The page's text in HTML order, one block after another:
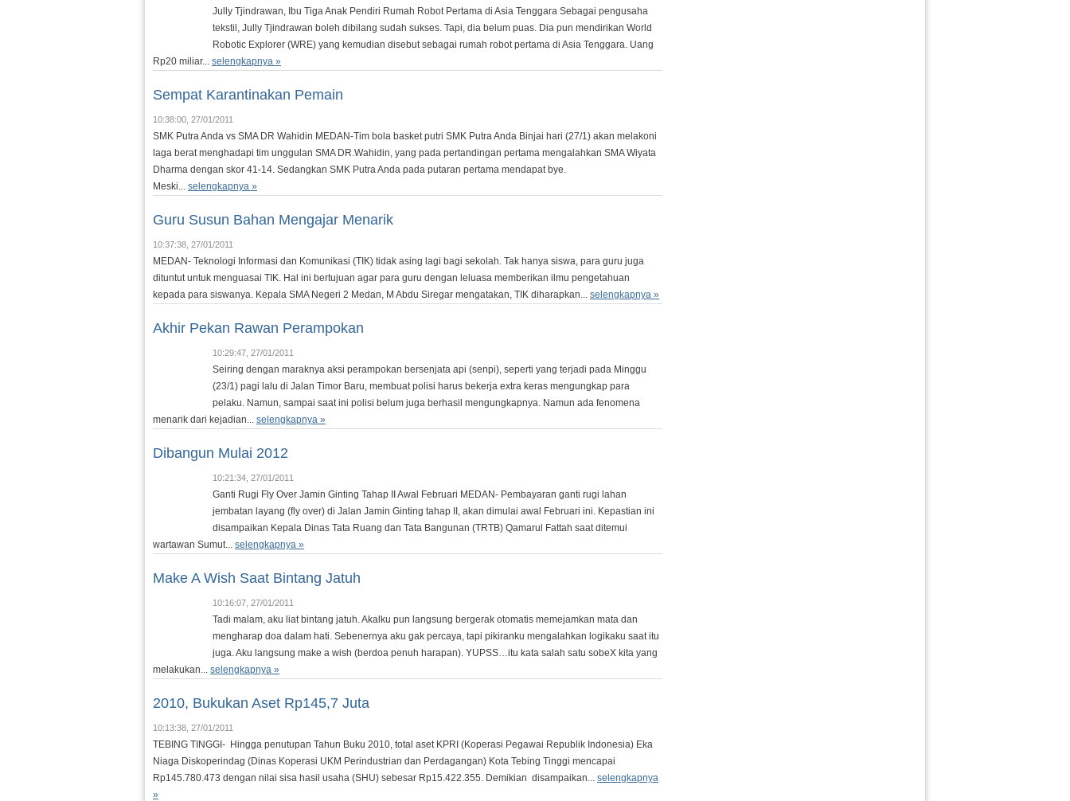
Jully Tjindrawan, Ibu Tiga Anak Pendiri Rumah Robot Pertama di Asia Tenggara Sebagai pengusaha
tekstil, Jully Tjindrawan boleh dibilang sudah sukses. Tapi, dia belum puas. Dia pun mendirikan World
Robotic Explorer (WRE) yang kemudian disebut sebagai rumah robot pertama di Asia Tenggara. Uang
Rp20 miliar... selengkapnya »
Sempat Karantinakan Pemain
10:38:00, 27/01/2011
SMK Putra Anda vs SMA DR Wahidin MEDAN-Tim bola basket putri SMK Putra Anda Binjai hari (27/1) akan melakoni
laga berat menghadapi tim unggulan SMA DR.Wahidin, yang pada pertandingan pertama mengalahkan SMA Wiyata
Dharma dengan skor 41-14. Sedangkan SMK Putra Anda pada putaran pertama mendapat bye.
Meski... selengkapnya »
Guru Susun Bahan Mengajar Menarik
10:37:38, 27/01/2011
MEDAN- Teknologi Informasi dan Komunikasi (TIK) tidak asing lagi bagi sekolah. Tak hanya siswa, para guru juga
dituntut untuk menguasai TIK. Hal ini bertujuan agar para guru dengan leluasa memberikan ilmu pengetahuan
kepada para siswanya. Kepala SMA Negeri 2 Medan, M Abdu Siregar mengatakan, TIK diharapkan... selengkapnya »
Akhir Pekan Rawan Perampokan
10:29:47, 27/01/2011
Seiring dengan maraknya aksi perampokan bersenjata api (senpi), seperti yang terjadi pada Minggu
(23/1) pagi lalu di Jalan Timor Baru, membuat polisi harus bekerja extra keras mengungkap para
pelaku. Namun, sampai saat ini polisi belum juga berhasil mengungkapnya. Namun ada fenomena
menarik dari kejadian... selengkapnya »
Dibangun Mulai 2012
10:21:34, 27/01/2011
Ganti Rugi Fly Over Jamin Ginting Tahap II Awal Februari MEDAN- Pembayaran ganti rugi lahan
jembatan layang (fly over) di Jalan Jamin Ginting tahap II, akan dimulai awal Februari ini. Kepastian ini
disampaikan Kepala Dinas Tata Ruang dan Tata Bangunan (TRTB) Qamarul Fattah saat ditemui
wartawan Sumut... selengkapnya »
Make A Wish Saat Bintang Jatuh
10:16:07, 27/01/2011
Tadi malam, aku liat bintang jatuh. Akalku pun langsung bergerak otomatis memejamkan mata dan
mengharap doa dalam hati. Sebenernya aku gak percaya, tapi pikiranku mengalahkan logikaku saat itu
juga. Aku langsung make a wish (berdoa penuh harapan). YUPSS…itu kata salah satu sobeX kita yang
melakukan... selengkapnya »
2010, Bukukan Aset Rp145,7 Juta
10:13:38, 27/01/2011
TEBING TINGGI- Hingga penutupan Tahun Buku 2010, total aset KPRI (Koperasi Pegawai Republik Indonesia) Eka
Niaga Diskoperindag (Dinas Koperasi UKM Perindustrian dan Perdagangan) Kota Tebing Tinggi mencapai
Rp145.780.473 dengan nilai sisa hasil usaha (SHU) sebesar Rp15.422.355. Demikian disampaikan... selengkapnya
»